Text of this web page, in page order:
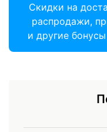
Скидки на
распродажи,
и другие